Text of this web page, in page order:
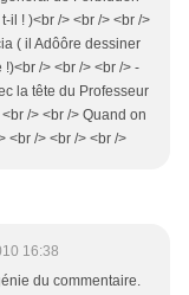
il ! )<br /> <br /> <br />
( il Adôôre dessiner
/> <br /> <br /> -
la tête du Professeur
/> <br /> Quand on
<br /> <br /> <br />
16:38
du commentaire.